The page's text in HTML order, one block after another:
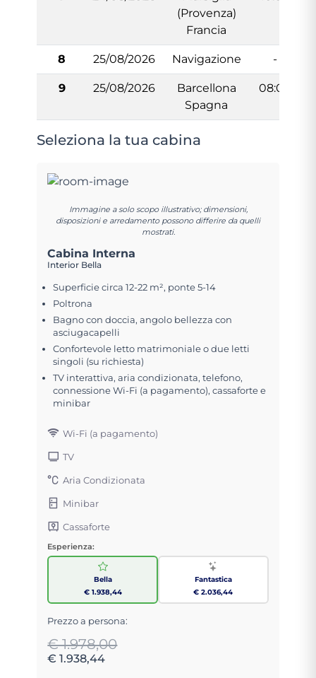
(Provenza)
Francia
8 25/08/2026 Navigazione -
9 25/08/2026
Barcellona
Spagna
08:00
Seleziona la tua cabina
Immagine a solo scopo illustrativo; dimensioni,
disposizioni e arredamento possono differire da quelli
mostrati.
Cabina Interna
Interior Bella
Superficie circa 12-22 m², ponte 5-14
Poltrona
Bagno con doccia, angolo bellezza con
asciugacapelli
Confortevole letto matrimoniale o due letti
singoli (su richiesta)
TV interattiva, aria condizionata, telefono,
connessione Wi-Fi (a pagamento), cassaforte e
minibar
Wi-Fi (a pagamento)
TV
Aria Condizionata
Minibar
Cassaforte
Esperienza:
Bella
€ 1.938,44
Fantastica
€ 2.036,44
Prezzo a persona:
€ 1.978,00
€ 1.938,44